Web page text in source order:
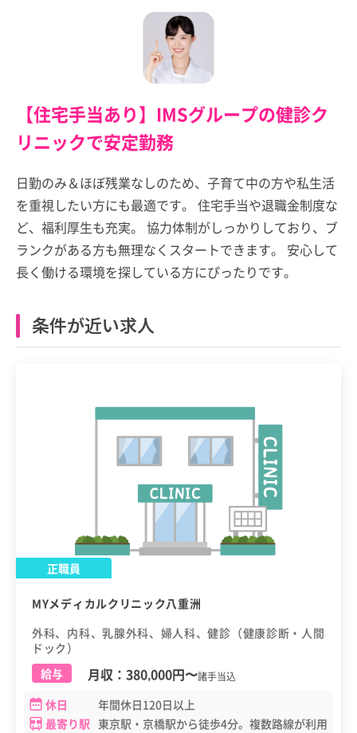
【住宅手当あり】IMSグループの健診ク
リニックで安定勤務
日勤のみ＆ほぼ残業なしのため、子育て中の方や私生活
を重視したい方にも最適です。 住宅手当や退職金制度な
ど、福利厚生も充実。 協力体制がしっかりしており、ブ
ランクがある方も無理なくスタートできます。 安心して
長く働ける環境を探している方にぴったりです。
条件が近い求人
正職員
MYメディカルクリニック八重洲
外科、内科、乳腺外科、婦人科、健診（健康診断・人間
ドック）
給与
月収： 380,000円〜諸手当込
休日
年間休日120日以上
最寄り駅 東京駅・京橋駅から徒歩4分。複数路線が利用